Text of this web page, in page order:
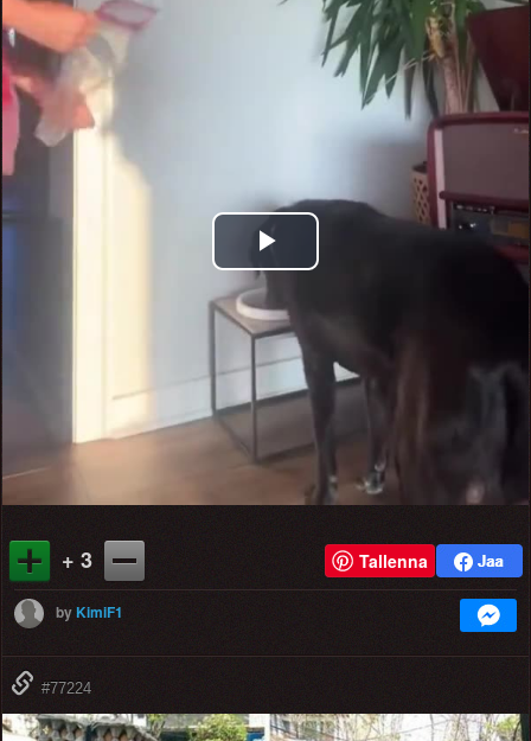
Play
Video
+ 3 Tallenna
byKimiF1
#77224